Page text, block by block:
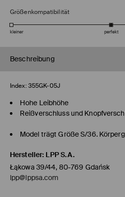
Größenkompatibilität
kleiner perfekt
Beschreibung
Index: 355GK-05J
Hohe Leibhöhe
Reißverschluss und
Model trägt Größe S/36.
Hersteller: LPP S.A.
Łąkowa 39/44, 80-769 Gdańsk
lpp@lppsa.com